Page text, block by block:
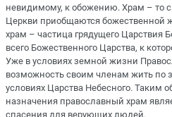
невидимому, к обожению. Храм – то
Церкви приобщаются божественной
храм – частица грядущего Царствия
всего Божественного Царства, к
Уже в условиях земной жизни
возможность своим членам жить по
условиях Царства Небесного. Таким
назначения православный храм
спасения для верующих людей.